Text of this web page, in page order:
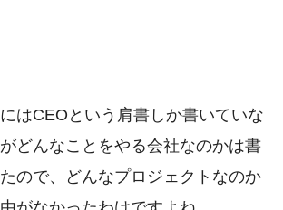
はCEOという肩書しか書いていな
どんなことをやる会社なのかは書
ので、どんなプロジェクトなのか